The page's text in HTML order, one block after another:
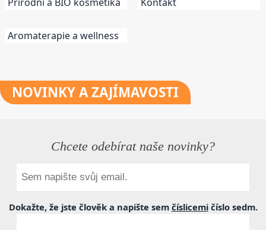
Aromaterapie a wellness
NOVINKYA ZAJÍMAVOSTI
Chcete odebírat naše novinky?
Dokažte, že jste člověk a napište sem číslicemičíslo sedm.